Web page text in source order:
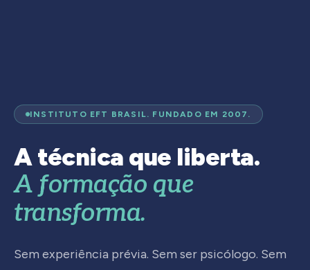
INSTITUTO EFT BRASIL. FUNDADO EM 2007.
A técnica que liberta.
A formação que
transforma.
Sem experiência prévia. Sem ser psicólogo. Sem